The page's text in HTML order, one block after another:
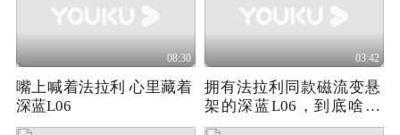
08:30
嘴上喊着法拉利 心里藏着
深蓝L06
03:42
拥有法拉利同款磁流变悬
架的深蓝L06，到底啥水
平？